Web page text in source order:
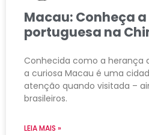
Macau: Conheça
portuguesa na
Conhecida como a herança
a curiosa Macau é uma
atenção quando visitada –
brasileiros.
LEIA MAIS »